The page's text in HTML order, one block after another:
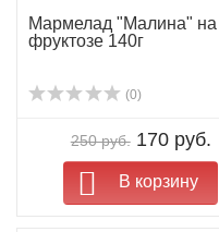
Мармелад "Малина" на
фруктозе 140г
(0)
250 руб. 170 руб.
В корзину